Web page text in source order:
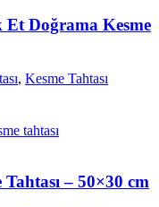
Et Doğrama Kesme
, Kesme Tahtası
– 50×30 cm